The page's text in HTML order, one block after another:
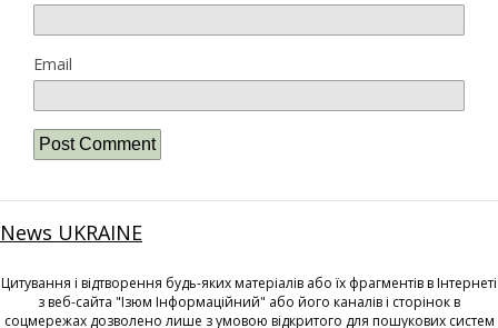
Email
News UKRAINE
Цитування і відтворення будь-яких матеріалів або їх фрагментів в Інтернеті
з веб-сайта "Ізюм Інформаційний" або його каналів і сторінок в
соцмережах дозволено лише з умовою відкритого для пошукових систем